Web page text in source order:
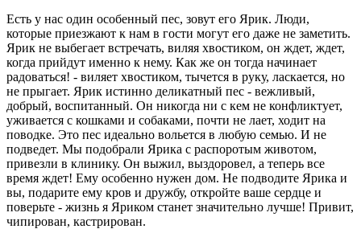
Есть у нас один особенный пес, зовут его Ярик. Люди,
которые приезжают к нам в гости могут его даже не заметить.
Ярик не выбегает встречать, виляя хвостиком, он ждет, ждет,
когда прийдут именно к нему. Как же он тогда начинает
радоваться! - виляет хвостиком, тычется в руку, ласкается, но
не прыгает. Ярик истинно деликатный пес - вежливый,
добрый, воспитанный. Он никогда ни с кем не конфликтует,
уживается с кошками и собаками, почти не лает, ходит на
поводке. Это пес идеально вольется в любую семью. И не
подведет. Мы подобрали Ярика с распоротым животом,
привезли в клинику. Он выжил, выздоровел, а теперь все
время ждет! Ему особенно нужен дом. Не подводите Ярика и
вы, подарите ему кров и дружбу, откройте ваше сердце и
поверьте - жизнь я Яриком станет значительно лучше! Привит,
чипирован, кастрирован.